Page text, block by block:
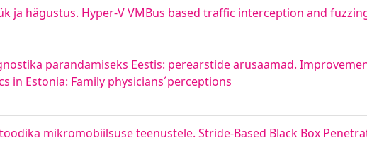
ja hägustus. Hyper-V VMBus based traffic interception and
parandamiseks Eestis: perearstide arusaamad.
in Estonia: Family physicians´perceptions
mikromobiilsuse teenustele. Stride-Based Black Box